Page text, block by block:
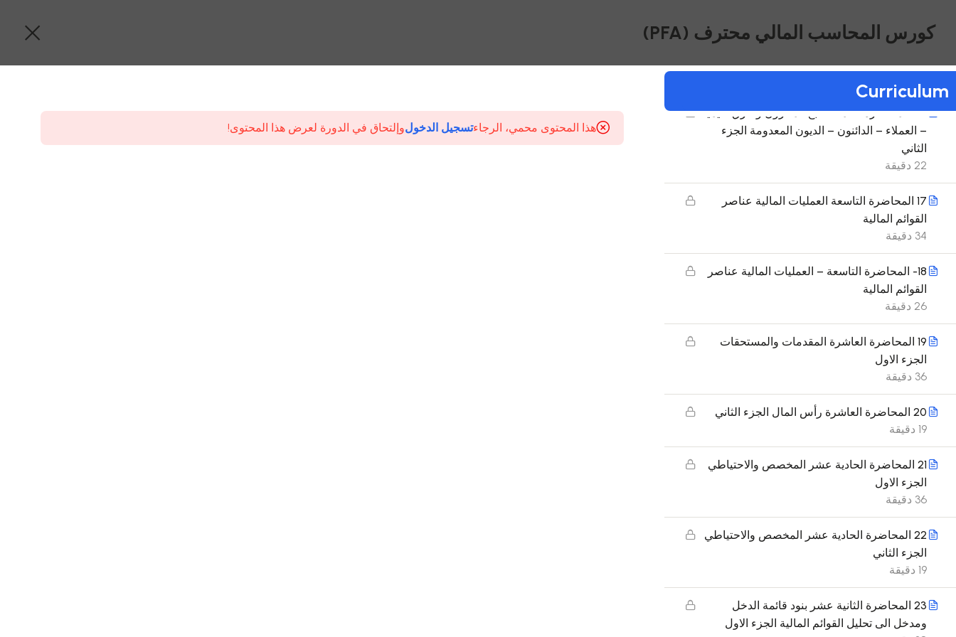
15- المحاضرة الثامنة- تابع المخزون وطرق تقيمية
16- المحاضرة الثامنة- تابع المخزون وطرق تقيمية
– العملاء – الدائنون – الديون المعدومة الجزء
الثاني
22 دقيقة
17 المحاضرة التاسعة العمليات المالية عناصر
القوائم المالية
34 دقيقة
18- المحاضرة التاسعة – العمليات المالية عناصر
القوائم المالية
26 دقيقة
19 المحاضرة العاشرة المقدمات والمستحقات
الجزء الاول
36 دقيقة
20 المحاضرة العاشرة رأس المال الجزء الثاني
19 دقيقة
21 المحاضرة الحادية عشر المخصص والاحتياطي
الجزء الاول
36 دقيقة
22 المحاضرة الحادية عشر المخصص والاحتياطي
الجزء الثاني
19 دقيقة
23 المحاضرة الثانية عشر بنود قائمة الدخل
ومدخل الى تحليل القوائم المالية الجزء الاول
كورس المحاسب المالي محترف (PFA)
Curriculum
هذا المحتوى محمي، الرجاءتسجيل الدخولوإلتحاق في الدورة لعرض هذا المحتوى!